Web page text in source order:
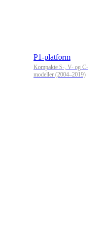
P1-platform
Kompakte S-, V- og C-
modeller (2004–2019)